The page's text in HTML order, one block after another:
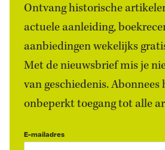
Ontvang historische
actuele aanleiding,
aanbiedingen wekelijks
Met de nieuwsbrief mis je
van geschiedenis. Abonnees
onbeperkt toegang tot alle
E-mailadres